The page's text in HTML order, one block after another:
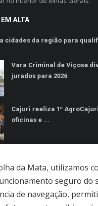
ALTA
cidades da região para
Vara Criminal de Viçosa
jurados para 2026
Cajuri realiza 1º
oficinas e ...
da Mata, utilizamos
seguro do
de navegação,